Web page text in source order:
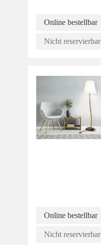
Online bestellbar
Nicht reservierbar
Online bestellbar
Nicht reservierbar